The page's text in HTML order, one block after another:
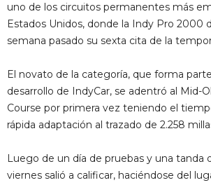
uno de los circuitos permanentes más
Estados Unidos, donde la Indy Pro 2000
semana pasado su sexta cita de la
El novato de la categoría, que forma
desarrollo de IndyCar, se adentró al Mid-
Course por primera vez teniendo el
rápida adaptación al trazado de 2.258
Luego de un día de pruebas y una tanda
viernes salió a calificar, haciéndose del